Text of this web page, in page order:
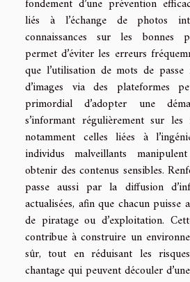
fondement d’une prévention
liés à l’échange de photos
connaissances sur les bonnes
permet d’éviter les erreurs
que l’utilisation de mots de
d’images via des plateformes
primordial d’adopter une
s’informant régulièrement sur les
notamment celles liées à
individus malveillants
obtenir des contenus sensibles.
passe aussi par la diffusion
actualisées, afin que chacun puisse
de piratage ou d’exploitation.
contribue à construire un
sûr, tout en réduisant les
chantage qui peuvent découler